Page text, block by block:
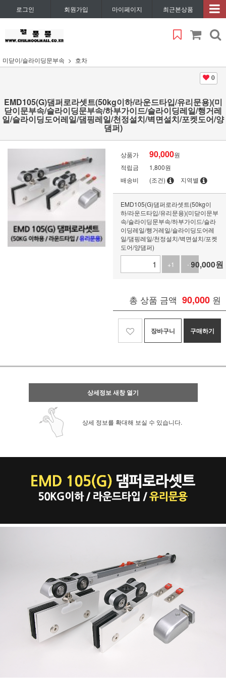
로그인 회원가입 마이페이지 최근본상품
미닫이/슬라이딩문부속 호차
0
EMD105(G)댐퍼로라셋트(50kg이하/라운드타입/유리문용)(미
닫이문부속/슬라이딩문부속/하부가이드/슬라이딩레일/행거레
일/슬라이딩도어레일/댐핑레일/천정설치/벽면설치/포켓도어/양
댐퍼)
상품가 90,000원
적립금
1,800원
배송비
(조건) 지역별
EMD105(G)댐퍼로라셋트(50kg이
하/라운드타입/유리문용)(미닫이문부
속/슬라이딩문부속/하부가이드/슬라
이딩레일/행거레일/슬라이딩도어레
일/댐핑레일/천정설치/벽면설치/포켓
도어/양댐퍼)
+1
-190,000원
총 상품 금액 90,000 원
장바구니 구매하기
상세정보 새창 열기
상세 정보를 확대해 보실 수 있습니다.